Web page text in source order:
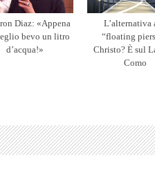
Diaz: «Appena
bevo un litro
d’acqua!»
L’alternativa
“floating
Christo? È sul
Como